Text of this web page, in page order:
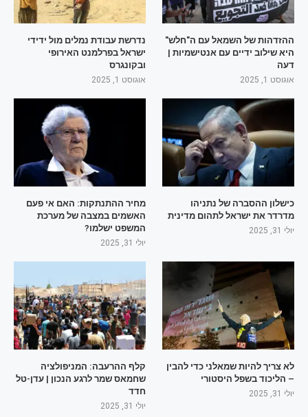
ההזדהות של השמאל עם ה"חלש"
היא שילוב ידיים עם אנטישמיות |
דעה
אוגוסט 1, 2025
נדרשת עבודת נמלים מול ידידי
ישראל בפרלמנט האירופי
ובקונגרס
אוגוסט 1, 2025
כישלון ההסברה של נתניהו
מדרדר את ישראל לתהום מדינית
יולי 31, 2025
מחיר ההתנתקות: האם אי פעם
האשמים במצבה של מערכת
המשפט ישלמו?
יולי 31, 2025
לא צריך להיות שמאלני כדי להבין
– הליכוד בשפל היסטורי
יולי 31, 2025
קלף ההרעבה: המניפולציה
שחמאס שמר לרגע הנכון | עדן-טל
חדד
יולי 31, 2025